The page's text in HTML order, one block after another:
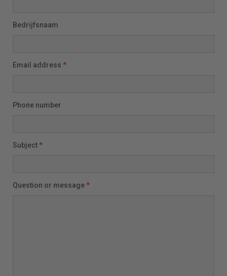
Bedrijfsnaam
Email address *
Phone number
Subject *
Question or message *